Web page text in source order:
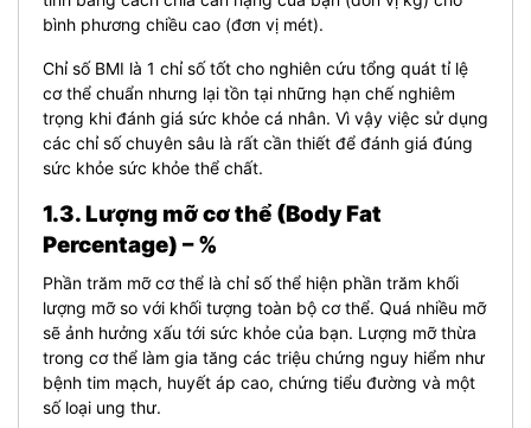
bình phương chiều cao (đơn vị mét).
Chỉ số BMI là 1 chỉ số tốt cho nghiên cứu tổng quát tỉ lệ
cơ thể chuẩn nhưng lại tồn tại những hạn chế nghiêm
trọng khi đánh giá sức khỏe cá nhân. Vì vậy việc sử dụng
các chỉ số chuyên sâu là rất cần thiết để đánh giá đúng
sức khỏe sức khỏe thể chất.
1.3. Lượng mỡ cơ thể (Body Fat
Percentage) – %
Phần trăm mỡ cơ thể là chỉ số thể hiện phần trăm khối
lượng mỡ so với khối tượng toàn bộ cơ thể. Quá nhiều mỡ
sẽ ảnh hưởng xấu tới sức khỏe của bạn. Lượng mỡ thừa
trong cơ thể làm gia tăng các triệu chứng nguy hiểm như
bệnh tim mạch, huyết áp cao, chứng tiểu đường và một
số loại ung thư.